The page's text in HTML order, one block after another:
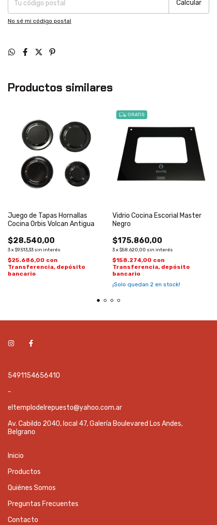
Calcular
No sé mi código postal
Productos similares
Juego de Tapas Hornallas
Cocina Orbis Volcan Antigua
$28.540,00
3x $9.513,33 sin interés
$25.686,00 con
Transferencia, depósito
bancario
GRATIS
Vidrio Cocina Escorial Master
Negro
$175.860,00
3x $58.620,00 sin interés
$158.274,00 con
Transferencia, depósito
bancario
¡Solo quedan 2 en stock!
5491154656410
-
eltemplodelrepuesto@yahoo.com.ar
Av. Cabildo 2040, local 47, Galería Boulevared Los Andes,
Belgrano
Inicio
Productos
Quiénes Somos
Preguntas Frecuentes
Contacto